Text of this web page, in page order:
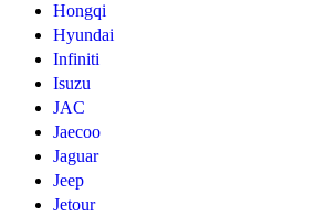
Hongqi
Hyundai
Infiniti
Isuzu
JAC
Jaecoo
Jaguar
Jeep
Jetour